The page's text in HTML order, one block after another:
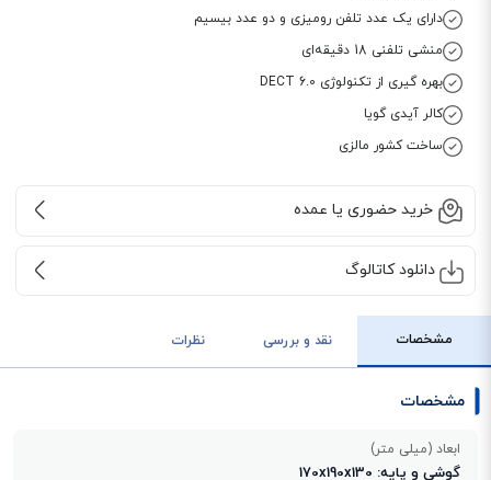
دارای یک عدد تلفن رومیزی و دو عدد بیسیم
منشی تلفنی 18 دقیقه‌ای
بهره گیری از تکنولوژی DECT 6.0
کالر آیدی گویا
ساخت کشور مالزی
خرید حضوری یا عمده
دانلود کاتالوگ
مشخصات نقد و بررسی نظرات
مشخصات
ابعاد (میلی متر)
گوشی و پایه: 170x190x130